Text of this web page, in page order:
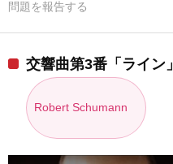
問題を報告する
交響曲第3番「ライン」
Robert Schumann